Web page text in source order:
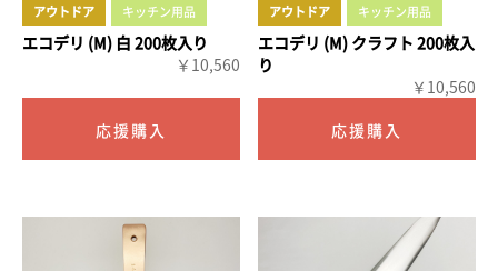
アウトドア キッチン用品
エコデリ (M) 白 200枚入り
￥10,560
アウトドア キッチン用品
エコデリ (M) クラフト 200枚入
り
￥10,560